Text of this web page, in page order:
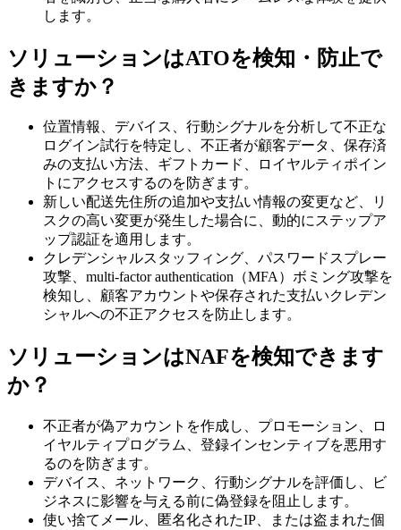
します。
ソリューションはATOを検知・防止で
きますか？
位置情報、デバイス、行動シグナルを分析して不正な
ログイン試行を特定し、不正者が顧客データ、保存済
みの支払い方法、ギフトカード、ロイヤルティポイン
トにアクセスするのを防ぎます。
新しい配送先住所の追加や支払い情報の変更など、リ
スクの高い変更が発生した場合に、動的にステップア
ップ認証を適用します。
クレデンシャルスタッフィング、パスワードスプレー
攻撃、multi-factor authentication（MFA）ボミング攻撃を
検知し、顧客アカウントや保存された支払いクレデン
シャルへの不正アクセスを防止します。
ソリューションはNAFを検知できます
か？
不正者が偽アカウントを作成し、プロモーション、ロ
イヤルティプログラム、登録インセンティブを悪用す
るのを防ぎます。
デバイス、ネットワーク、行動シグナルを評価し、ビ
ジネスに影響を与える前に偽登録を阻止します。
使い捨てメール、匿名化されたIP、または盗まれた個